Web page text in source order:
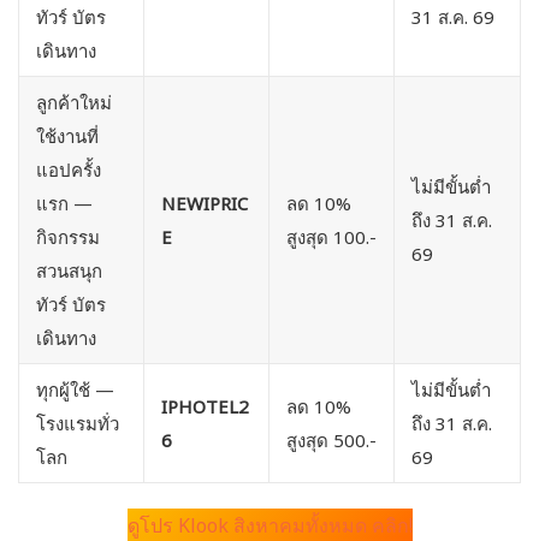
ทัวร์ บัตร
เดินทาง
31 ส.ค. 69
ลูกค้าใหม่
ใช้งานที่
แอปครั้ง
แรก —
กิจกรรม
สวนสนุก
ทัวร์ บัตร
เดินทาง
NEWIPRIC
E
ลด 10%
สูงสุด 100.-
ไม่มีขั้นต่ำ
ถึง 31 ส.ค.
69
ทุกผู้ใช้ —
โรงแรมทั่ว
โลก
IPHOTEL2
6
ลด 10%
สูงสุด 500.-
ไม่มีขั้นต่ำ
ถึง 31 ส.ค.
69
ดูโปร Klook สิงหาคมทั้งหมด คลิก!